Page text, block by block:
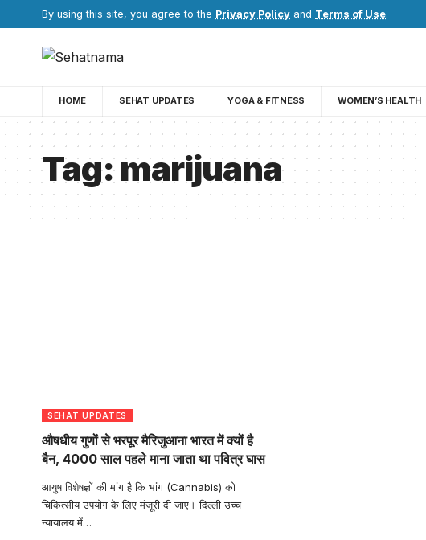
By using this site, you agree to the Privacy Policy and Terms of Use.
HOME SEHAT UPDATES YOGA & FITNESS WOMEN’S HEALTH
Tag:marijuana
SEHAT UPDATES
औषधीय गुणों से भरपूर मैरिजुआना भारत में क्यों है
बैन, 4000 साल पहले माना जाता था पवित्र घास
आयुष विशेषज्ञों की मांग है कि भांग (Cannabis) को
चिकित्सीय उपयोग के लिए मंजूरी दी जाए। दिल्ली उच्च
न्यायालय में…